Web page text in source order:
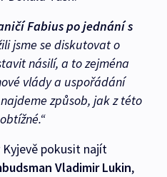
Fabius po jednání s
jsme se diskutovat o
násilí, a to zejména
vlády a uspořádání
způsob, jak z této
Kyjevě pokusit najít
Vladimir Lukin,